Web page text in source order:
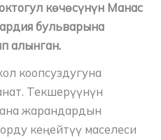
көчөсүнүн Манас
бульварына
алынган.
коопсуздугуна
Текшерүүнүн
жарандардын
кеңейтүү маселеси